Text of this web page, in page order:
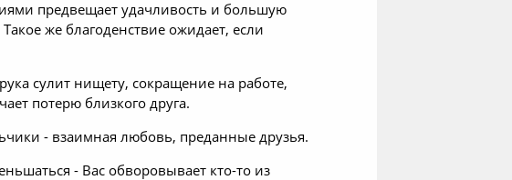
предвещает удачливость и большую
же благоденствие ожидает, если
сулит нищету, сокращение на работе,
потерю близкого друга.
- взаимная любовь, преданные друзья.
- Вас обворовывает кто-то из